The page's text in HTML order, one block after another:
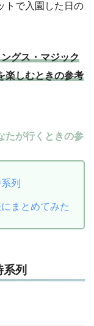
トで入園した日の
グス・マジック
楽しむときの参考
たが行くときの参
列
まとめてみた
列